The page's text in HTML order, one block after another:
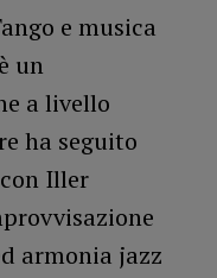
e musica
un
a livello
ha seguito
Iller
armonia jazz